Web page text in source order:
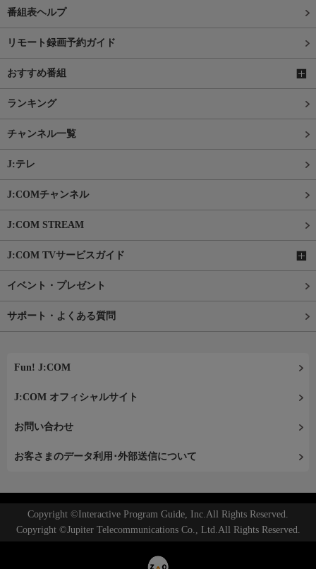
番組表ヘルプ
リモート録画予約ガイド
おすすめ番組
ランキング
チャンネル一覧
J:テレ
J:COMチャンネル
J:COM STREAM
J:COM TVサービスガイド
イベント・プレゼント
サポート・よくある質問
Fun! J:COM
J:COM オフィシャルサイト
お問い合わせ
お客さまのデータ利用･外部送信について
Copyright ©Interactive Program Guide, Inc.All Rights Reserved.
Copyright ©Jupiter Telecommunications Co., Ltd.All Rights Reserved.